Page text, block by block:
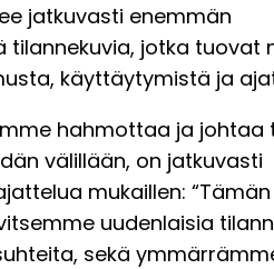
jatkuvasti enemmän
jotka tuovat
käyttäytymistä ja
hahmottaa ja johtaa
välillään, on jatkuvasti
mukaillen:
uudenlaisia
sekä